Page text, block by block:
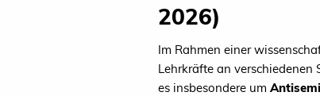
2026)
Im Rahmen einer
Lehrkräfte an
es insbesondere um